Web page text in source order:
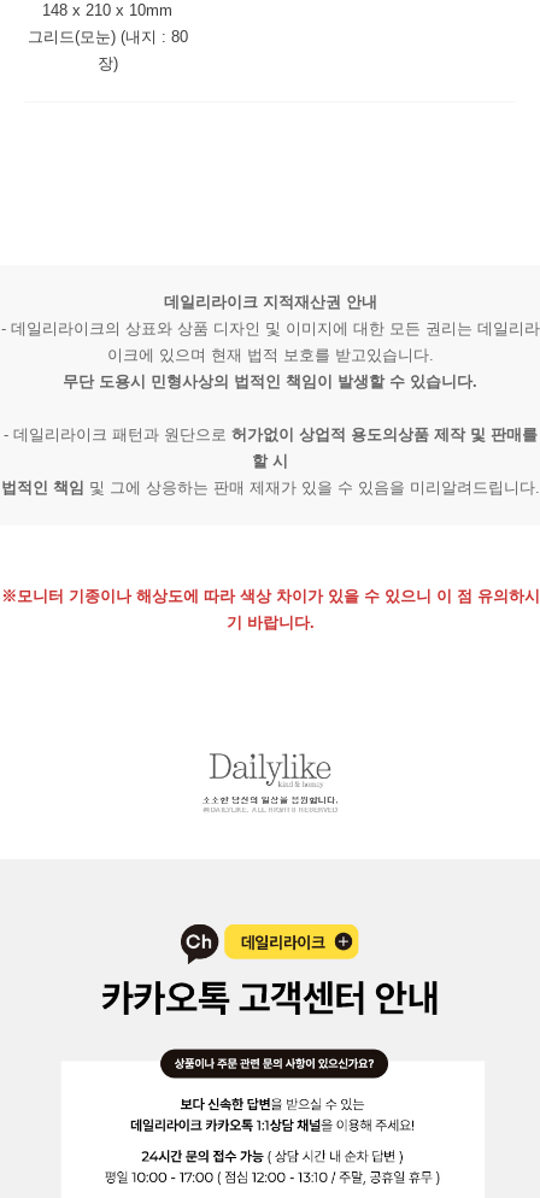
148 x 210 x 10mm
그리드(모눈) (내지 : 80
장)
데일리라이크 지적재산권 안내
- 데일리라이크의 상표와 상품 디자인 및 이미지에 대한 모든 권리는 데일리라
이크에 있으며 현재 법적 보호를 받고있습니다.
무단 도용시 민형사상의 법적인 책임이 발생할 수 있습니다.
- 데일리라이크 패턴과 원단으로 허가없이 상업적 용도의상품 제작 및 판매를
할 시
법적인 책임 및 그에 상응하는 판매 제재가 있을 수 있음을 미리알려드립니다.
※모니터 기종이나 해상도에 따라 색상 차이가 있을 수 있으니 이 점 유의하시
기 바랍니다.